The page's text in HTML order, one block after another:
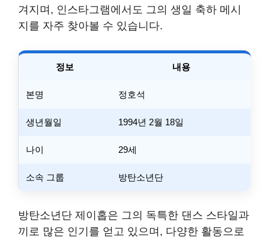
겨지며, 인스타그램에서도 그의 생일 축하 메시
지를 자주 찾아볼 수 있습니다.
정보 내용
본명 정호석
생년월일 1994년 2월 18일
나이 29세
소속 그룹 방탄소년단
방탄소년단 제이홉은 그의 독특한 댄스 스타일과
끼로 많은 인기를 얻고 있으며, 다양한 활동으로